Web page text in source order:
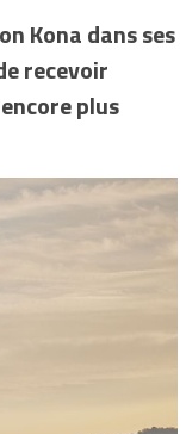
Kona dans ses
recevoir
plus